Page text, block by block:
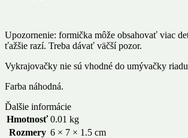
Upozornenie: formička môže obsahovať viac
ťažšie razí. Treba dávať väčší pozor.
Vykrajovačky nie sú vhodné do umývačky
Farba náhodná.
Ďalšie informácie
Hmotnosť 0.01 kg
Rozmery 6 × 7 × 1.5 cm